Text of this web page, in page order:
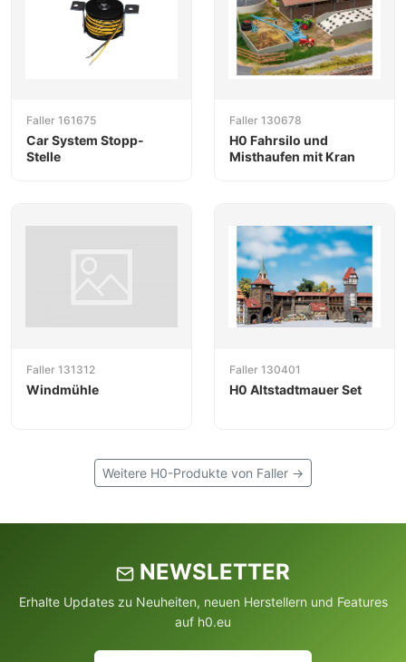
Faller 161675
Car System Stopp-
Stelle
Faller 130678
H0 Fahrsilo und
Misthaufen mit Kran
Faller 131312
Windmühle
Faller 130401
H0 Altstadtmauer Set
Weitere H0-Produkte von Faller →
NEWSLETTER
Erhalte Updates zu Neuheiten, neuen Herstellern und Features
auf h0.eu